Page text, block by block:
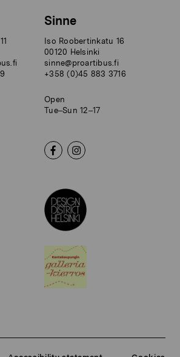
Sinne
Iso Roobertinkatu 16
00120 Helsinki
sinne@proartibus.fi
+358 (0)45 883 3716
Open
Tue–Sun 12–17